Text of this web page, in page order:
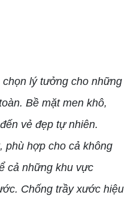
lý tưởng cho những
Bề mặt men khô,
vẻ đẹp tự nhiên.
hợp cho cả không
cả những khu vực
Chống trầy xước hiệu